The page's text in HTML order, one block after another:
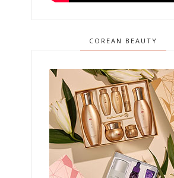
COREAN BEAUTY